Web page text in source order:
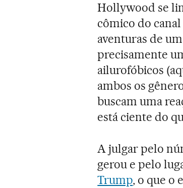
Hollywood se
cômico do
aventuras de
precisamente
ailurofóbicos
ambos os
buscam uma
está ciente do
A julgar pelo
gerou e pelo
Trump, o que o